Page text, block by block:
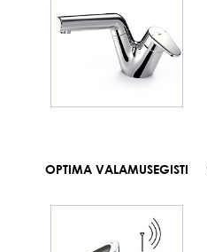
OPTIMA VALAMUSEGISTI